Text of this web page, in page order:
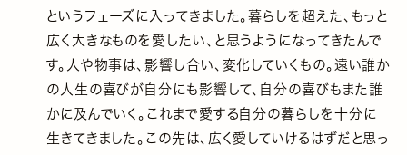
というフェーズに入ってきました。暮らしを超えた、もっと
広く大きなものを愛したい、と思うようになってきたんで
す。人や物事は、影響し合い、変化していくもの。遠い誰か
の人生の喜びが自分にも影響して、自分の喜びもまた誰
かに及んでいく。これまで愛する自分の暮らしを十分に
生きてきました。この先は、広く愛していけるはずだと思っ